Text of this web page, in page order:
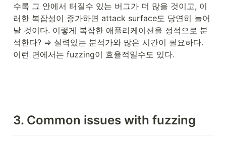
수록 그 안에서 터질수 있는 버그가 더 많을 것이고, 이
러한 복잡성이 증가하면 attack surface도 당연히 늘어
날 것이다. 이렇게 복잡한 애플리케이션을 정적으로 분
석한다? ⇒ 실력있는 분석가와 많은 시간이 필요하다.
이런 면에서는 fuzzing이 효율적일수도 있다.
3. Common issues with fuzzing